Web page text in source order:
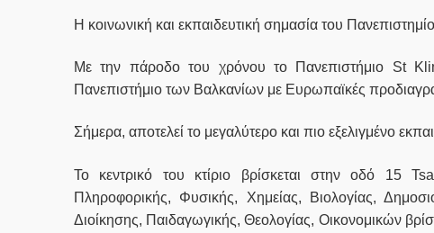
Η κοινωνική και εκπαιδευτική σημασία του
Με την πάροδο του χρόνου το Πανεπιστήμιο St
Πανεπιστήμιο των Βαλκανίων με Ευρωπαϊκές
Σήμερα, αποτελεί το μεγαλύτερο και πιο εξελιγμένο
Το κεντρικό του κτίριο βρίσκεται στην οδό 15
Πληροφορικής, Φυσικής, Χημείας, Βιολογίας,
Διοίκησης, Παιδαγωγικής, Θεολογίας, Οικονομικών